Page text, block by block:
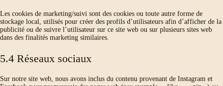
Les cookies de marketing/suivi sont des cookies ou toute autre forme de
stockage local, utilisés pour créer des profils d’utilisateurs afin d’afficher de la
publicité ou de suivre l’utilisateur sur ce site web ou sur plusieurs sites web
dans des finalités marketing similaires.
5.4 Réseaux sociaux
Sur notre site web, nous avons inclus du contenu provenant de Instagram et